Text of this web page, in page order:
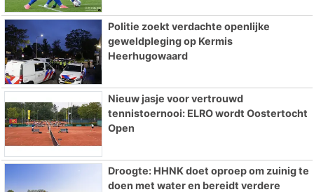
Politie zoekt verdachte openlijke
geweldpleging op Kermis
Heerhugowaard
Nieuw jasje voor vertrouwd
tennistoernooi: ELRO wordt Oostertocht
Open
Droogte: HHNK doet oproep om zuinig te
doen met water en bereidt verdere